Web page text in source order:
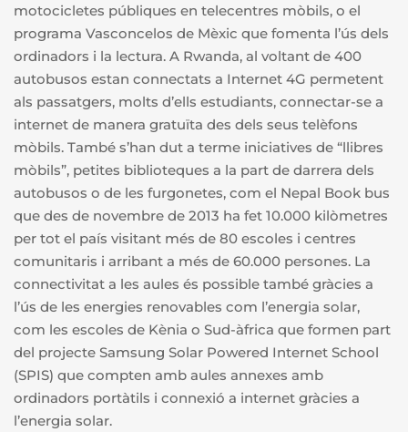
motocicletes públiques en telecentres mòbils, o el
programa Vasconcelos de Mèxic que fomenta l’ús dels
ordinadors i la lectura. A Rwanda, al voltant de 400
autobusos estan connectats a Internet 4G permetent
als passatgers, molts d’ells estudiants, connectar-se a
internet de manera gratuïta des dels seus telèfons
mòbils. També s’han dut a terme iniciatives de “llibres
mòbils”, petites biblioteques a la part de darrera dels
autobusos o de les furgonetes, com el Nepal Book bus
que des de novembre de 2013 ha fet 10.000 kilòmetres
per tot el país visitant més de 80 escoles i centres
comunitaris i arribant a més de 60.000 persones. La
connectivitat a les aules és possible també gràcies a
l’ús de les energies renovables com l’energia solar,
com les escoles de Kènia o Sud-àfrica que formen part
del projecte Samsung Solar Powered Internet School
(SPIS) que compten amb aules annexes amb
ordinadors portàtils i connexió a internet gràcies a
l’energia solar.